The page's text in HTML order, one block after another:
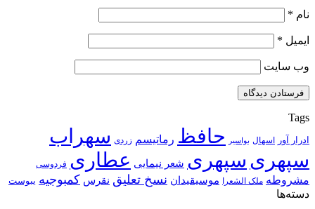
نام *
ایمیل *
وب‌ سایت
Tags
ادرار آور اسهال بواسیر حافظ رماتیسم زردی سهراب
سپهری سپهری شعر نیمایی عطاری فردوسی
مشروطه ملک الشعرا موسیقیدان نسخ تعلیق نقرس کمبوجیه یبوست
دسته‌ها